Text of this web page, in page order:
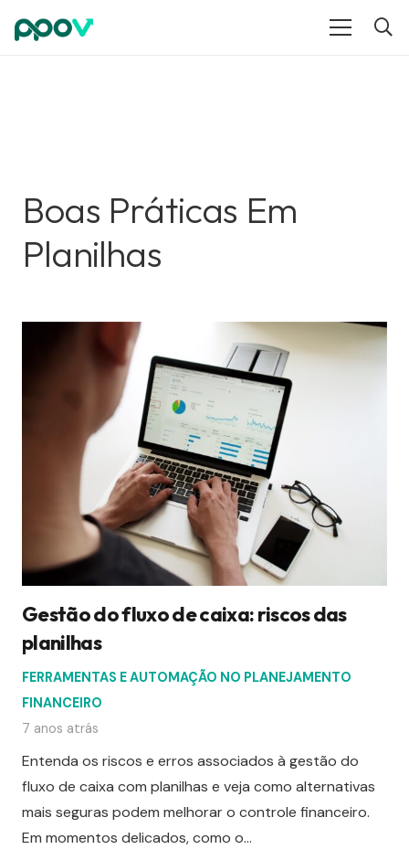
Boas Práticas Em
Planilhas
Gestão do fluxo de caixa: riscos das
planilhas
FERRAMENTAS E AUTOMAÇÃO NO PLANEJAMENTO
FINANCEIRO
7 anos atrás
Entenda os riscos e erros associados à gestão do
fluxo de caixa com planilhas e veja como alternativas
mais seguras podem melhorar o controle financeiro.
Em momentos delicados, como o…